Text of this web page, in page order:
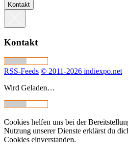
Kontakt
Kontakt
RSS-Feeds © 2011-2026 indiexpo.net
Wird Geladen…
Cookies helfen uns bei der
Nutzung unserer Dienste erklärst du
Cookies einverstanden.